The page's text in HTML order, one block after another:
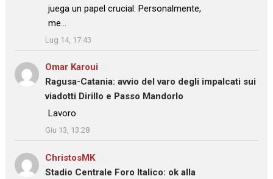
juega un papel crucial. Personalmente,
me…
”
Lug 14, 17:43
Omar Karoui
Ragusa-Catania: avvio del varo degli impalcati sui
viadotti Dirillo e Passo Mandorlo
: “Lavoro
”
Giu 13, 13:28
ChristosMKsu
Stadio Centrale Foro Italico: ok alla